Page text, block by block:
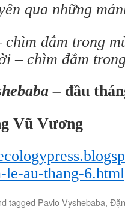
qua những
chìm đắm trong
– chìm đắm
– đầu
Vũ Vương
le-au-thang-6.html
tagged Pavlo Vyshebaba,